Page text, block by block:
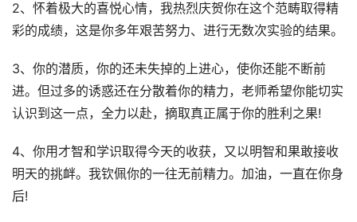
2、怀着极大的喜悦心情，我热烈庆贺你在这个范畴取得精
彩的成绩，这是你多年艰苦努力、进行无数次实验的结果。
3、你的潜质，你的还未失掉的上进心，使你还能不断前
进。但过多的诱惑还在分散着你的精力，老师希望你能切实
认识到这一点，全力以赴，摘取真正属于你的胜利之果!
4、你用才智和学识取得今天的收获，又以明智和果敢接收
明天的挑衅。我钦佩你的一往无前精力。加油，一直在你身
后!